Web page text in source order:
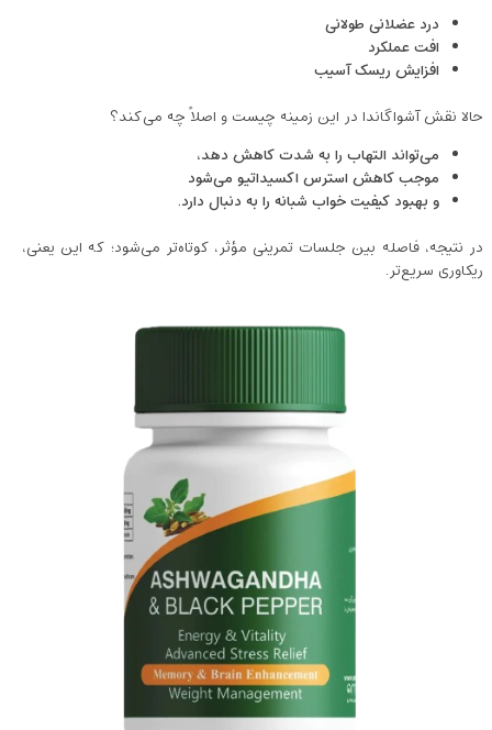
درد عضلانی طولانی
افت عملکرد
افزایش ریسک آسیب
حالا نقش آشواگاندا در این زمینه چیست و اصلاً چه می‌کند؟
می‌تواند التهاب را به شدت کاهش دهد،
موجب کاهش استرس اکسیداتیو می‌شود
و بهبود کیفیت خواب شبانه را به دنبال دارد.
در نتیجه، فاصله بین جلسات تمرینی مؤثر، کوتاه‌تر می‌شود؛ که این یعنی،
ریکاوری سریع‌تر.